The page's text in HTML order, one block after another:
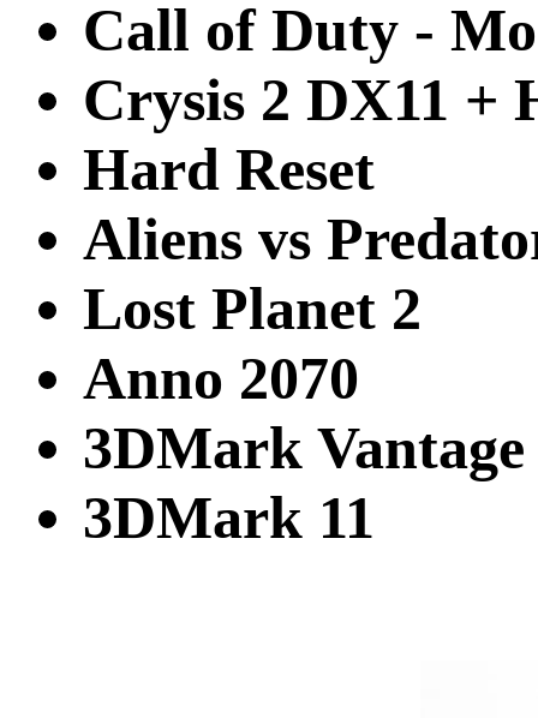
Call of Duty -
Crysis 2 DX11 +
Hard Reset
Aliens vs
Lost Planet 2
Anno 2070
3DMark Vantage
3DMark 11